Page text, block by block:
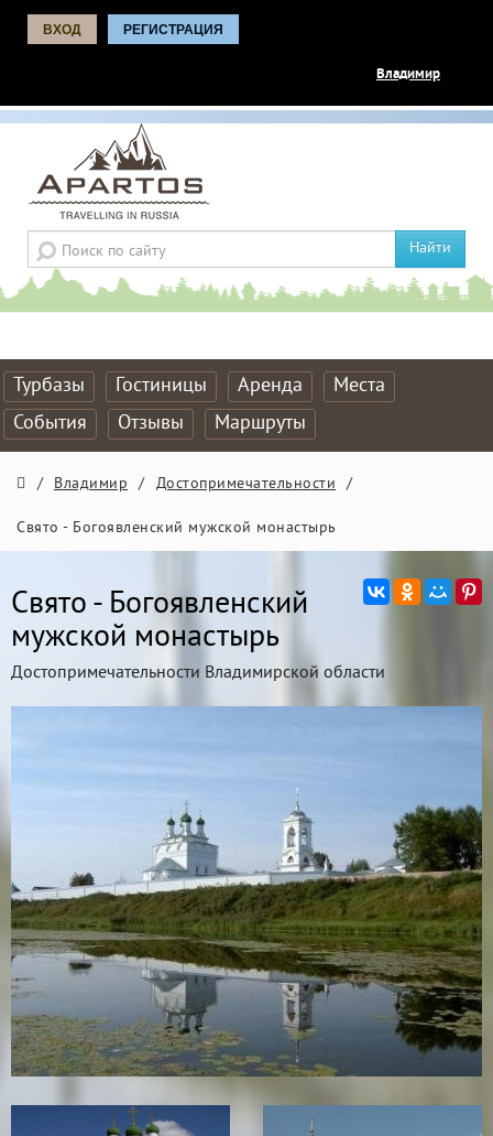
ВХОД РЕГИСТРАЦИЯ
Владимир
Найти
Турбазы Гостиницы Аренда
Места
События
Отзывы Маршруты
/ Владимир / Достопримечательности /
Свято - Богоявленский мужской монастырь
Свято - Богоявленский
мужской монастырь
Достопримечательности Владимирской области